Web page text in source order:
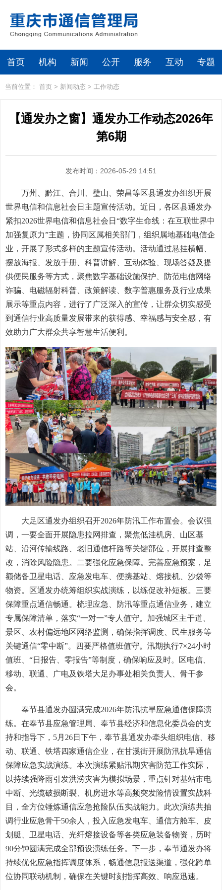
首页 机构 新闻 公开 服务 互动 专题
当前位置： 首页 > 新闻动态 > 工作动态
【通发办之窗】通发办工作动态2026年
第6期
发布时间：2026-05-29 14:51
万州、黔江、合川、璧山、荣昌等区县通发办组织开展
世界电信和信息社会日主题宣传活动。近日，各区县通发办
紧扣2026世界电信和信息社会日“数字生命线：在互联世界中
加强复原力”主题，协同区属相关部门，组织属地基础电信企
业，开展了形式多样的主题宣传活动。活动通过悬挂横幅、
摆放海报、发放手册、科普讲解、互动体验、现场答疑及提
供便民服务等方式，聚焦数字基础设施保护、防范电信网络
诈骗、电磁辐射科普、政策解读、数字普惠服务及行业成果
展示等重点内容，进行了广泛深入的宣传，让群众切实感受
到通信行业高质量发展带来的获得感、幸福感与安全感，有
效助力广大群众共享智慧生活便利。
大足区通发办组织召开2026年防汛工作布置会。会议强
调，一要全面开展隐患拉网排查，聚焦低洼机房、山区基
站、沿河传输线路、老旧通信杆路等关键部位，开展排查整
改，消除风险隐患。二要强化应急保障。完善应急预案，足
额储备卫星电话、应急发电车、便携基站、熔接机、沙袋等
物资。区通发办统筹组织实战演练，以练促改补短板。三要
保障重点通信畅通。梳理应急、防汛等重点通信业务，建立
专属保障清单，落实“一对一”专人值守。加强城区主干道、
景区、农村偏远地区网络监测，确保指挥调度、民生服务等
关键通信“零中断”。四要严格值班值守。汛期执行7×24小时
值班、“日报告、零报告”等制度，确保响应及时。区电信、
移动、联通、广电及铁塔大足办事处相关负责人、骨干参
会。
奉节县通发办圆满完成2026年防汛抗旱应急通信保障演
练。在奉节县应急管理局、奉节县经济和信息化委员会的支
持和指导下，5月26日下午，奉节县通发办牵头组织电信、移
动、联通、铁塔四家通信企业，在甘溪街开展防汛抗旱通信
保障应急实战演练。本次演练紧贴汛期灾害防范工作实际，
以持续强降雨引发洪涝灾害为模拟场景，重点针对基站市电
中断、光缆破损断裂、机房进水等高频突发险情设置实战科
目，全方位锤炼通信应急抢险队伍实战能力。此次演练共抽
调行业应急骨干50余人，投入应急发电车、通信方舱车、皮
划艇、卫星电话、光纤熔接设备等各类应急装备物资，历时
90分钟圆满完成全部预设演练任务。下一步，奉节通发办将
持续优化应急指挥调度体系，畅通信息报送渠道，强化跨单
位协同联动机制，确保在关键时刻指挥高效、响应迅速。